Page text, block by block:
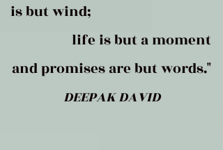
is but wind;
life is but a moment
and promises are but words."
DEEPAK DAVID